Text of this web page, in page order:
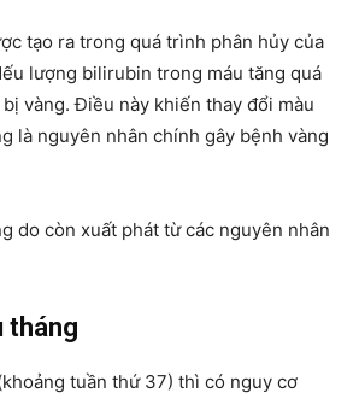
tạo ra trong quá trình phân hủy của
lượng bilirubin trong máu tăng quá
vàng. Điều này khiến thay đổi màu
là nguyên nhân chính gây bệnh vàng
do còn xuất phát từ các nguyên nhân
tháng
tuần thứ 37) thì có nguy cơ